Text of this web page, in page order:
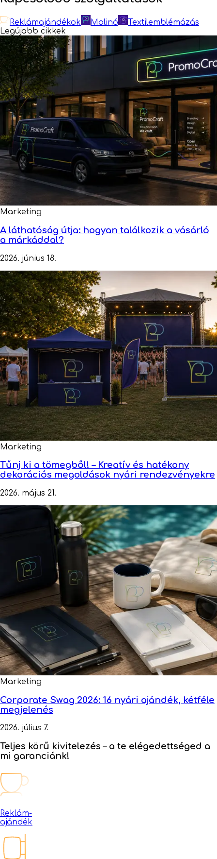
Reklámajándékok Molinó
Textilemblémázás
Legújabb cikkek
Marketing
A láthatóság útja: hogyan találkozik a vásárló
a márkáddal?
2026. június 18.
Marketing
Tűnj ki a tömegből! – Kreatív és hatékony
dekorációs megoldások nyári rendezvényekre
2026. május 21.
Marketing
Corporate Swag 2026: 16 nyári ajándék, kétféle
megjelenés
2026. július 7.
Teljes körű kivitelezés – a te elégedettséged a
mi garanciánk!
Reklám-
ajándék